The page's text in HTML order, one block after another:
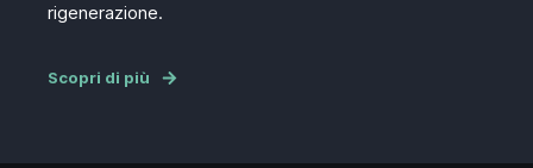
rigenerazione.
Scopri di più